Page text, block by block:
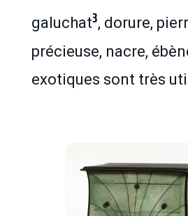
galuchat3, dorure,
précieuse, nacre,
exotiques sont très